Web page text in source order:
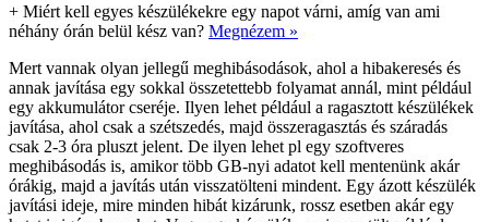
+ Miért kell egyes készülékekre egy napot várni, amíg van ami
néhány órán belül kész van? Megnézem »
Mert vannak olyan jellegű meghibásodások, ahol a hibakeresés és
annak javítása egy sokkal összetettebb folyamat annál, mint például
egy akkumulátor cseréje. Ilyen lehet például a ragasztott készülékek
javítása, ahol csak a szétszedés, majd összeragasztás és száradás
csak 2-3 óra pluszt jelent. De ilyen lehet pl egy szoftveres
meghibásodás is, amikor több GB-nyi adatot kell mentenünk akár
órákig, majd a javítás után visszatölteni mindent. Egy ázott készülék
javítási ideje, mire minden hibát kizárunk, rossz esetben akár egy